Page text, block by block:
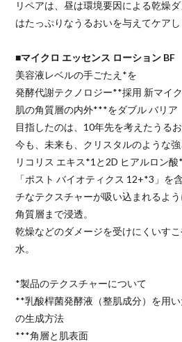
リペアは、昼は環境要因による乾燥
はたっぷりなうるおいを与えてケアし
■マイクロ エッセンス ローション BF
美容液レベルの手ごたえ*を
発酵代謝テクノロジー**採用 新マイ
肌の角質層の内外***をダブル バリア
目指したのは、10年先を考えたうる
今も、未来も、クリスタルのような
リコリス エキス*1と2D ヒアルロン酸
「ポスト バイオティクス 12+*3」を
チなテクスチャーが吸い込まれるよ
角質層まで浸透。
乾燥などのダメージを受けにくいす
水。
*製品のテクスチャーについて
**乳酸桿菌発酵液（整肌成分）を用
の生成方法
***角層と肌表面